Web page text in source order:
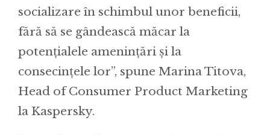
socializare în schimbul unor beneficii,
fără să se gândească măcar la
potențialele amenințări și la
consecințele lor”, spune Marina Titova,
Head of Consumer Product Marketing
la Kaspersky.